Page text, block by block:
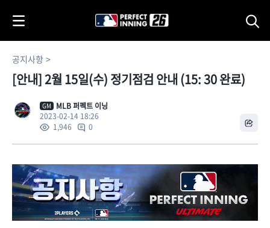
공지사항
[안내] 2월 15일(수) 정기점검 안내 (15: 30 완료)
GM
MLB 퍼펙트 이닝
2023-02-14 18:26
1,946
0